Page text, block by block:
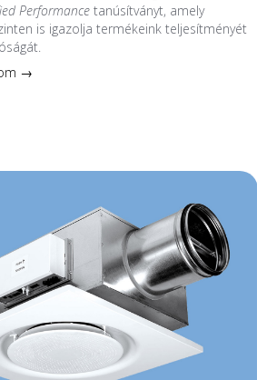
Performancetanúsítványt, amely
is igazolja termékeink teljesítményét
→